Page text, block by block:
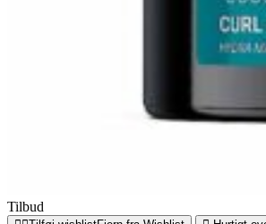
Tilbud